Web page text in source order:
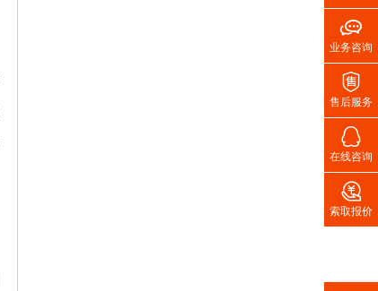

业务咨询

售后服务

在线咨询

索取报价